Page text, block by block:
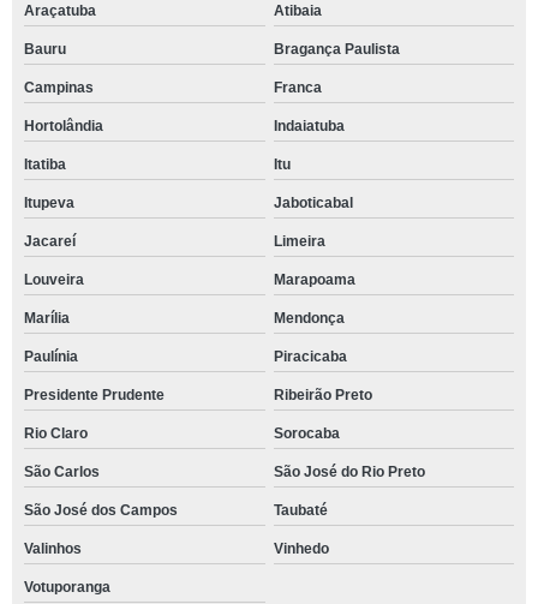
Araçatuba Atibaia
Bauru Bragança Paulista
Campinas Franca
Hortolândia Indaiatuba
Itatiba Itu
Itupeva Jaboticabal
Jacareí Limeira
Louveira Marapoama
Marília Mendonça
Paulínia Piracicaba
Presidente Prudente Ribeirão Preto
Rio Claro Sorocaba
São Carlos São José do Rio Preto
São José dos Campos Taubaté
Valinhos Vinhedo
Votuporanga